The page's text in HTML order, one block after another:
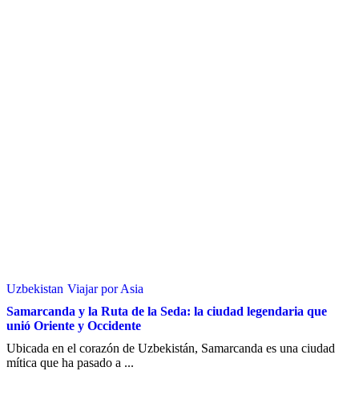
Uzbekistan Viajar por Asia
Samarcanda y la Ruta de la Seda: la ciudad legendaria que
unió Oriente y Occidente
Ubicada en el corazón de Uzbekistán, Samarcanda es una ciudad
mítica que ha pasado a ...